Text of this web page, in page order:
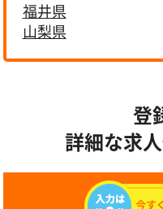
福井県
山梨県
登
詳細な求